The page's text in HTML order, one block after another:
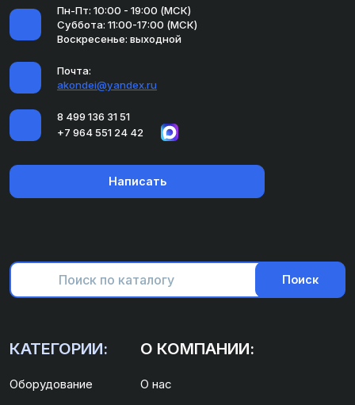
Пн-Пт: 10:00 - 19:00 (МСК)
Суббота: 11:00-17:00 (МСК)
Воскресенье: выходной
Почта:
akondei@yandex.ru
8 499 136 31 51
+7 964 551 24 42
Написать
Поиск
КАТЕГОРИИ:
Оборудование
О КОМПАНИИ:
О нас